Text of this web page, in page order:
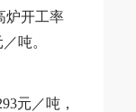
炉开工率
吨。
元／吨，